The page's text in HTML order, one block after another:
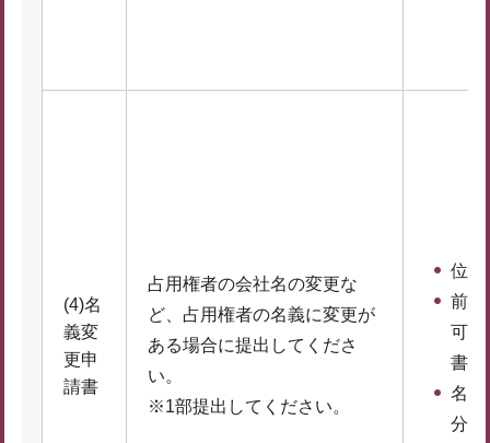
(4)名
義変
更申
請書
占用権者の会社名の変更な
ど、占用権者の名義に変更が
ある場合に提出してくださ
い。
※1部提出してください。
位置
前回
可（
書の
名義
分か